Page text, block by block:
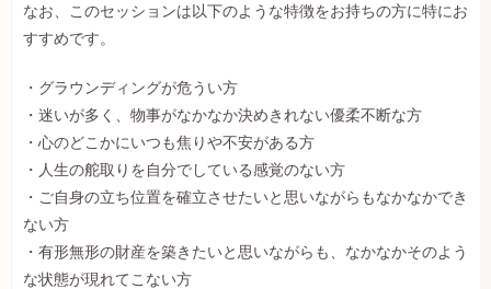
なお、このセッションは以下のような特徴をお持ちの方に特にお
すすめです。
・グラウンディングが危うい方
・迷いが多く、物事がなかなか決めきれない優柔不断な方
・心のどこかにいつも焦りや不安がある方
・人生の舵取りを自分でしている感覚のない方
・ご自身の立ち位置を確立させたいと思いながらもなかなかでき
ない方
・有形無形の財産を築きたいと思いながらも、なかなかそのよう
な状態が現れてこない方